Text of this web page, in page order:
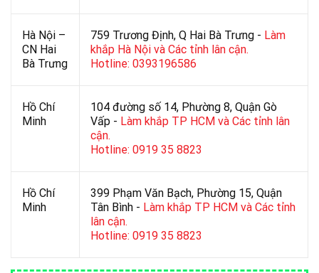
Hà Nội –
CN Hai
Bà Trưng
759 Trương Định, Q Hai Bà Trưng - Làm
khắp Hà Nội và Các tỉnh lân cận.
Hotline: 0393196586
Hồ Chí
Minh
104 đường số 14, Phường 8, Quận Gò
Vấp - Làm khắp TP HCM và Các tỉnh lân
cận.
Hotline: 0919 35 8823
Hồ Chí
Minh
399 Phạm Văn Bạch, Phường 15, Quận
Tân Bình - Làm khắp TP HCM và Các tỉnh
lân cận.
Hotline: 0919 35 8823